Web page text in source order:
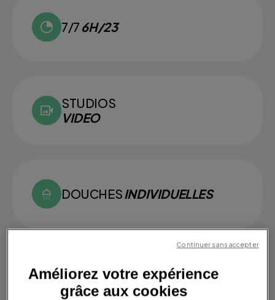
7/7 6H/23
STUDIOS
VIDEO
DOUCHESINDIVIDUELLES
SMALL GROUPS
Améliorez votre expérience
grâce aux cookies
Continuer sans accepter